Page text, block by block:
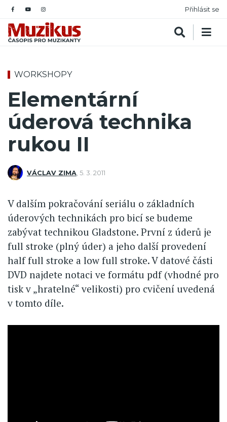
Přihlásit se
WORKSHOPY
Elementární
úderová technika
rukou II
VÁCLAV ZIMA 5. 3. 2011
V dalším pokračování seriálu o základních
úderových technikách pro bicí se budeme
zabývat technikou Gladstone. První z úderů je
full stroke (plný úder) a jeho další provedení
half full stroke a low full stroke. V datové části
DVD najdete notaci ve formátu pdf (vhodné pro
tisk v „hratelné“ velikosti) pro cvičení uvedená
v tomto díle.